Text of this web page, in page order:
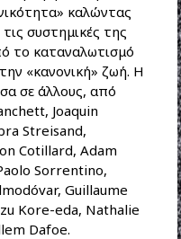
καλώντας
συστημικές της
το καταναλωτισμό
«κανονική» ζωή. Η
σε άλλους, από
Joaquin
Streisand,
Cotillard, Adam
Sorrentino,
Guillaume
Kore-eda, Nathalie
Dafoe.